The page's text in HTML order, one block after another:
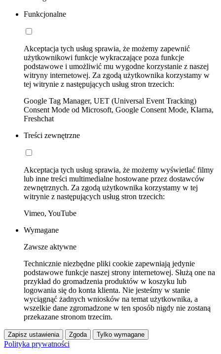
Funkcjonalne
Akceptacja tych usług sprawia, że możemy zapewnić
użytkownikowi funkcje wykraczające poza funkcje
podstawowe i umożliwić mu wygodne korzystanie z naszej
witryny internetowej. Za zgodą użytkownika korzystamy w
tej witrynie z następujących usług stron trzecich:
Google Tag Manager, UET (Universal Event Tracking)
Consent Mode od Microsoft, Google Consent Mode, Klarna,
Freshchat
Treści zewnętrzne
Akceptacja tych usług sprawia, że możemy wyświetlać filmy
lub inne treści multimedialne hostowane przez dostawców
zewnętrznych. Za zgodą użytkownika korzystamy w tej
witrynie z następujących usług stron trzecich:
Vimeo, YouTube
Wymagane
Zawsze aktywne
Technicznie niezbędne pliki cookie zapewniają jedynie
podstawowe funkcje naszej strony internetowej. Służą one na
przykład do gromadzenia produktów w koszyku lub
logowania się do konta klienta. Nie jesteśmy w stanie
wyciągnąć żadnych wniosków na temat użytkownika, a
wszelkie dane zgromadzone w ten sposób nigdy nie zostaną
przekazane stronom trzecim.
Zapisz ustawienia Zgoda Tylko wymagane
Polityka prywatności